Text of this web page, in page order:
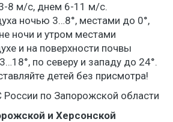
8 м/с, днем 6-11 м/с.
ночью 3…8°, местами до 0°,
ночи и утром местами
и на поверхности почвы
по северу и западу до 24°.
детей без присмотра!
по Запорожской области
и Херсонской